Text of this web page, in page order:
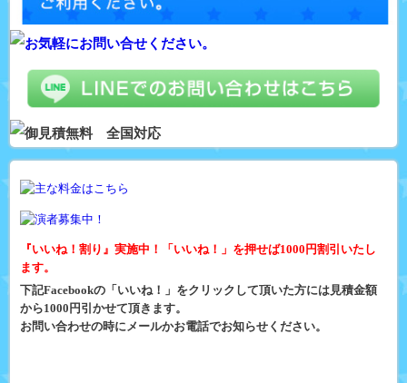
『いいね！割り』実施中！「いいね！」を押せば1000円割引いたし
ます。
下記Facebookの「いいね！」をクリックして頂いた方には見積金額
から1000円引かせて頂きます。
お問い合わせの時にメールかお電話でお知らせください。